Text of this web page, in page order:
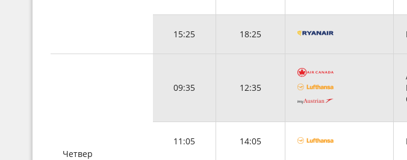
15:25 18:25
Четвер
09:35 12:35
11:05 14:05